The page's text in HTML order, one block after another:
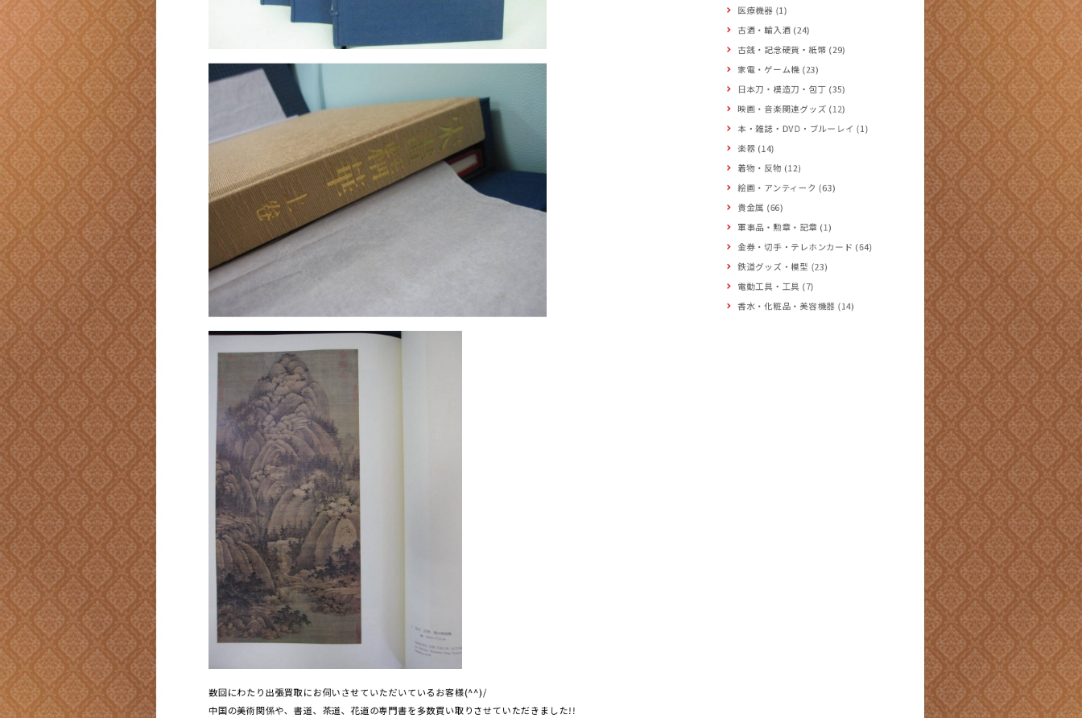
数回にわたり出張買取にお伺いさせていただいているお客様(^^)/
中国の美術関係や、書道、茶道、花道の専門書を多数買い取りさせていただきました!!
医療機器 (1)
古酒・輸入酒 (24)
古銭・記念硬貨・紙幣 (29)
家電・ゲーム機 (23)
日本刀・模造刀・包丁 (35)
映画・音楽関連グッズ (12)
本・雑誌・DVD・ブルーレイ (1)
楽器 (14)
着物・反物 (12)
絵画・アンティーク (63)
貴金属 (66)
軍事品・勲章・記章 (1)
金券・切手・テレホンカード (64)
鉄道グッズ・模型 (23)
電動工具・工具 (7)
香水・化粧品・美容機器 (14)